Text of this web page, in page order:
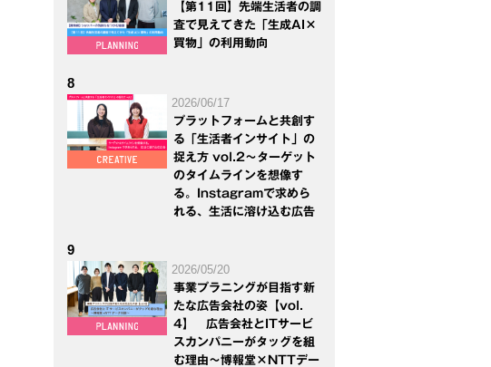
【第11回】先端生活者の調
査で見えてきた「生成AI×
買物」の利用動向
8
2026/06/17
プラットフォームと共創す
る「生活者インサイト」の
捉え方 vol.2～ターゲット
のタイムラインを想像す
る。Instagramで求めら
れる、生活に溶け込む広告
9
2026/05/20
事業プラニングが目指す新
たな広告会社の姿【vol.
4】 広告会社とITサービ
スカンパニーがタッグを組
む理由～博報堂×NTTデー